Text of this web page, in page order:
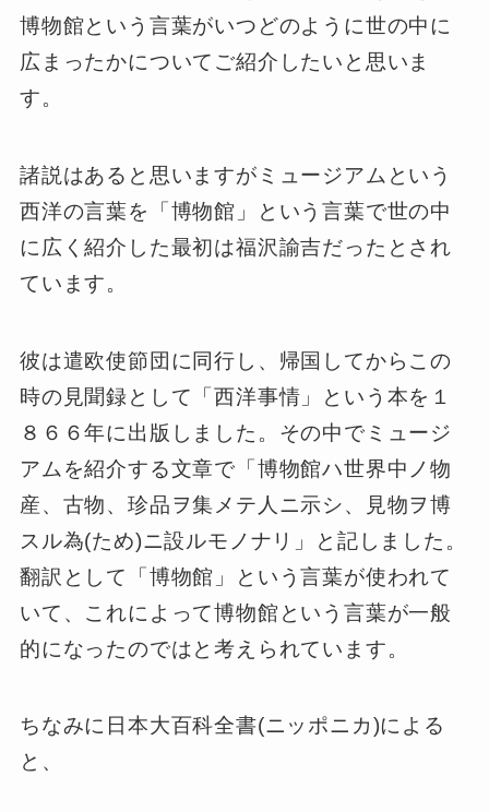
博物館という言葉がいつどのように世の中に
広まったかについてご紹介したいと思いま
す。
諸説はあると思いますがミュージアムという
西洋の言葉を「博物館」という言葉で世の中
に広く紹介した最初は福沢諭吉だったとされ
ています。
彼は遣欧使節団に同行し、帰国してからこの
時の見聞録として「西洋事情」という本を１
８６６年に出版しました。その中でミュージ
アムを紹介する文章で「博物館ハ世界中ノ物
産、古物、珍品ヲ集メテ人ニ示シ、見物ヲ博
スル為(ため)ニ設ルモノナリ」と記しました。
翻訳として「博物館」という言葉が使われて
いて、これによって博物館という言葉が一般
的になったのではと考えられています。
ちなみに日本大百科全書(ニッポニカ)による
と、